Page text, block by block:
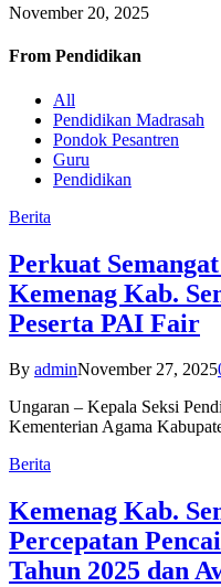
November 20, 2025
From Pendidikan
All
Pendidikan Madrasah
Pondok Pesantren
Guru
Pendidikan
Berita
Perkuat
Kemenag Kab.
Peserta PAI Fair
By adminNovember 27, 2025
Ungaran – Kepala Seksi
Kementerian Agama
Berita
Kemenag Kab.
Percepatan
Tahun 2025 dan